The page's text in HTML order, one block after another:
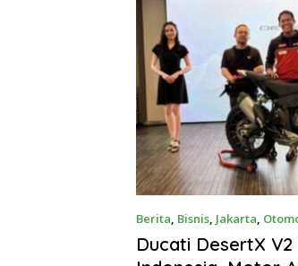
Berita, Bisnis, Jakarta,
Ducati DesertX